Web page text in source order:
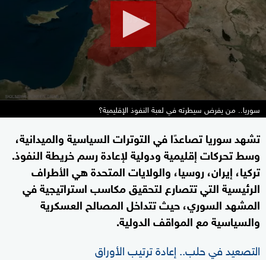
سوريا.. من يفرض سيطرته في لعبة النفوذ الإقليمية؟
تشهد سوريا تصاعدًا في التوترات السياسية والميدانية،
وسط تحركات إقليمية ودولية لإعادة رسم خريطة النفوذ.
تركيا، إيران، روسيا، والولايات المتحدة هي الأطراف
الرئيسية التي تتصارع لتحقيق مكاسب استراتيجية في
المشهد السوري، حيث تتداخل المصالح العسكرية
والسياسية مع المواقف الدولية.
التصعيد في حلب.. إعادة ترتيب الأوراق